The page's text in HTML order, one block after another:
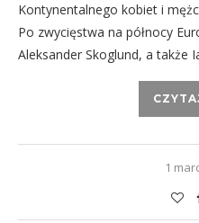
Kontynentalnego kobiet i
Po zwycięstwa na północy
Aleksander Skoglund, a także
1